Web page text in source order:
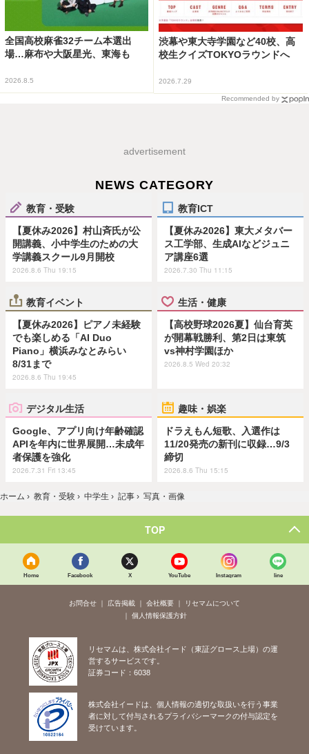
全国高校麻雀32チーム本選出
場…麻布や大阪星光、東海も
2026.8.5
渋幕や東大寺学園など40校、高
校生クイズTOKYOラウンドへ
2026.7.29
Recommended by
advertisement
NEWS CATEGORY
教育・受験
【夏休み2026】村山斉氏が公
開講義、小中学生のための大
学講義スクール9月開校
2026.8.6 Thu 19:15
教育ICT
【夏休み2026】東大メタバー
ス工学部、生成AIなどジュニ
ア講座6選
2026.7.30 Thu 11:15
教育イベント
【夏休み2026】ピアノ未経験
でも楽しめる「AI Duo
Piano」横浜みなとみらい
8/31まで
2026.8.6 Thu 19:45
生活・健康
【高校野球2026夏】仙台育英
が開幕戦勝利、第2日は東筑
vs神村学園ほか
2026.8.5 Wed 20:32
デジタル生活
Google、アプリ向け年齢確認
APIを年内に世界展開…未成年
者保護を強化
2026.7.31 Fri 13:45
趣味・娯楽
ドラえもん短歌、入選作は
11/20発売の新刊に収録…9/3
締切
2026.8.6 Thu 15:15
ホーム › 教育・受験 › 中学生 › 記事 › 写真・画像
TOP
Home Facebook X YouTube Instagram line
お問合せ 広告掲載 会社概要
リセマムについて
個人情報保護方針
リセマムは、株式会社イード（東証グロース上場）の運
営するサービスです。
証券コード：6038
株式会社イードは、個人情報の適切な取扱いを行う事業
者に対して付与されるプライバシーマークの付与認定を
受けています。